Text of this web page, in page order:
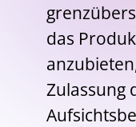
das
Zulassung